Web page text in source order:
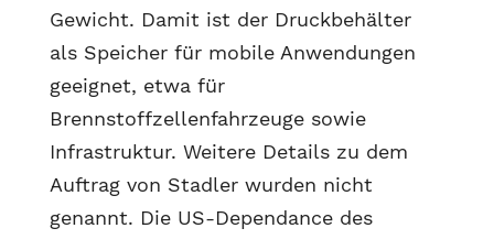
Gewicht. Damit ist der Druckbehälter
als Speicher für mobile Anwendungen
geeignet, etwa für
Brennstoffzellenfahrzeuge sowie
Infrastruktur. Weitere Details zu dem
Auftrag von Stadler wurden nicht
genannt. Die US-Dependance des